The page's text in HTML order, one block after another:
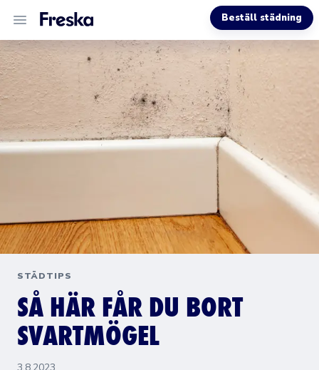
MER INFO
VÅRA TJÄNSTER
OM OSS
Beställ städning
STÄDTIPS
SÅ HÄR FÅR DU BORT
SVARTMÖGEL